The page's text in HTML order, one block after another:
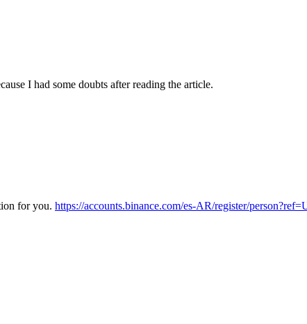
I had some doubts after reading the article.
for you. https://accounts.binance.com/es-AR/register/